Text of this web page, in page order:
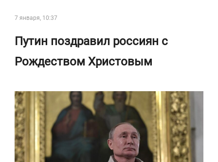
7 января, 10:37
Путин поздравил россиян с
Рождеством Христовым